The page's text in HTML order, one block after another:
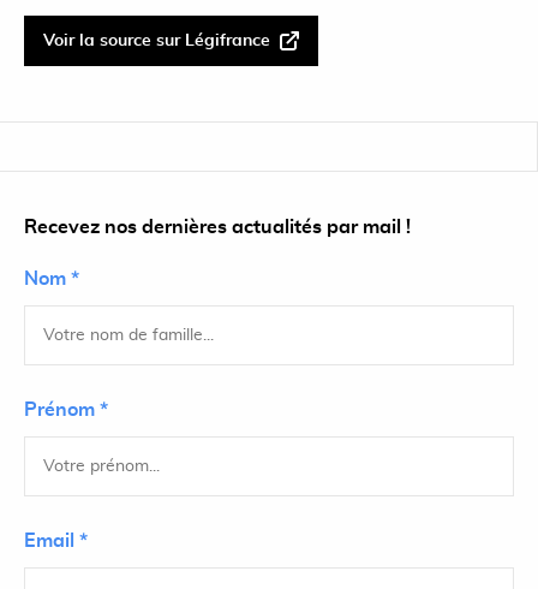
Voir la source sur Légifrance
Recevez nos dernières actualités par mail !
Nom *
Prénom *
Email *